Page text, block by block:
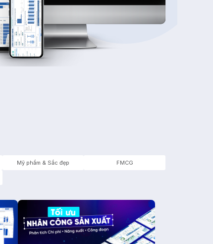
Mỹ phẩm & Sắc đẹp FMCG